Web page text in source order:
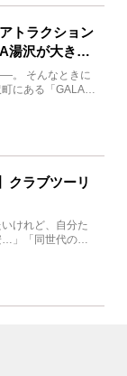
トラクション
湯沢が大きく
。 そんなときに
にある「GALA湯
クラブツーリ
いけれど、自分た
…」「同世代の方